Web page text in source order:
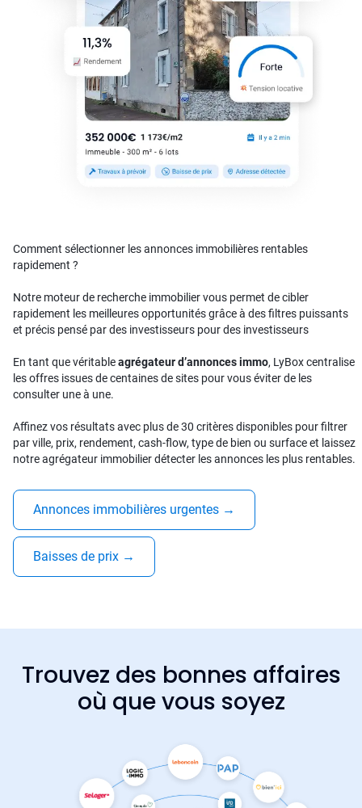
Comment sélectionner les annonces immobilières rentables
rapidement ?
Notre moteur de recherche immobilier vous permet de cibler
rapidement les meilleures opportunités grâce à des filtres puissants
et précis pensé par des investisseurs pour des investisseurs
En tant que véritableagrégateur d’annonces immo, LyBox centralise
les offres issues de centaines de sites pour vous éviter de les
consulter une à une.
Affinez vos résultats avec plus de 30 critères disponibles pour filtrer
par ville, prix, rendement, cash-flow, type de bien ou surface et laissez
notre agrégateur immobilier détecter les annonces les plus rentables.
Annonces immobilières urgentes →
Baisses de prix →
Trouvez des bonnes affaires
où que vous soyez